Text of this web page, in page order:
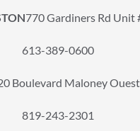
770 Gardiners Rd Unit
613-389-0600
Boulevard Maloney
819-243-2301